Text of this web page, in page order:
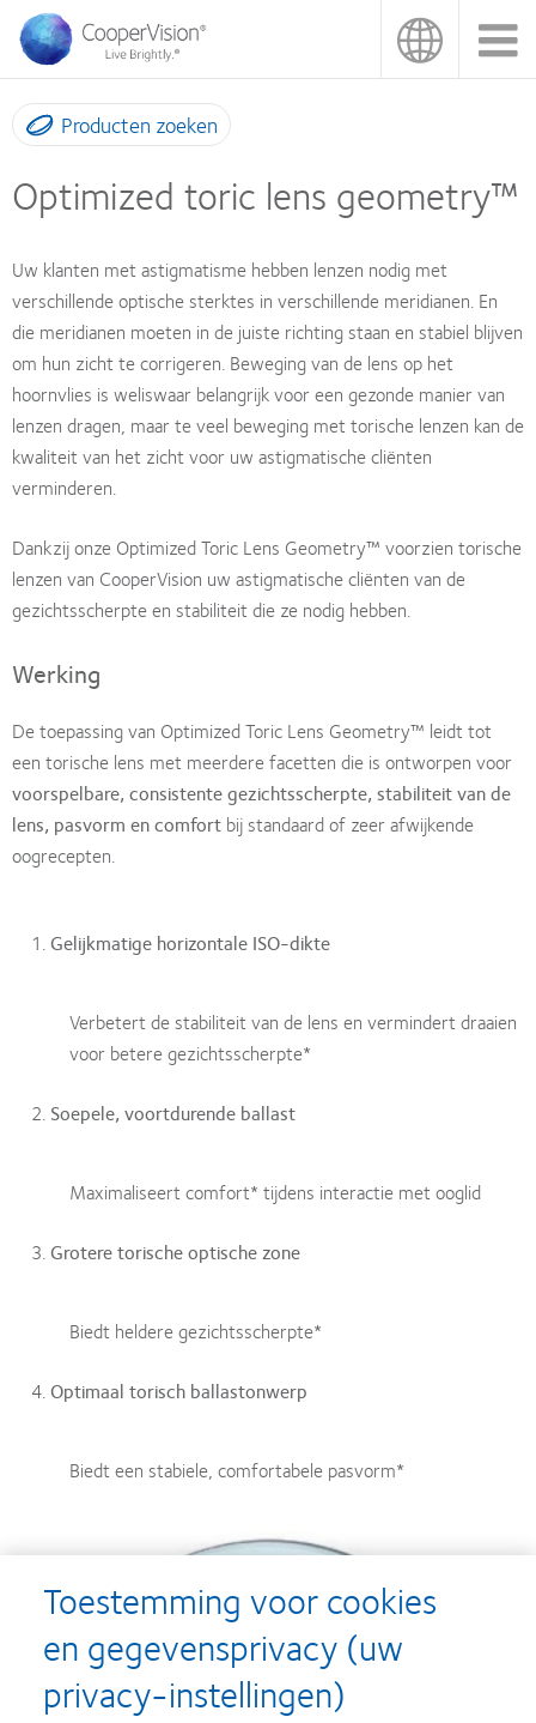
Overslaan
naar
de
inhoud
gaan
Producten zoeken
Optimized toric lens geometry™
Uw klanten met astigmatisme hebben lenzen nodig met
verschillende optische sterktes in verschillende meridianen. En
die meridianen moeten in de juiste richting staan en stabiel blijven
om hun zicht te corrigeren. Beweging van de lens op het
hoornvlies is weliswaar belangrijk voor een gezonde manier van
lenzen dragen, maar te veel beweging met torische lenzen kan de
kwaliteit van het zicht voor uw astigmatische cliënten
verminderen.
Dankzij onze Optimized Toric Lens Geometry™ voorzien torische
lenzen van CooperVision uw astigmatische cliënten van de
gezichtsscherpte en stabiliteit die ze nodig hebben.
Werking
De toepassing van Optimized Toric Lens Geometry™ leidt tot
een torische lens met meerdere facetten die is ontworpen voor
voorspelbare, consistente gezichtsscherpte, stabiliteit van de
lens, pasvorm en comfort bij standaard of zeer afwijkende
oogrecepten.
Gelijkmatige horizontale ISO-dikte
Verbetert de stabiliteit van de lens en vermindert draaien
voor betere gezichtsscherpte*
Soepele, voortdurende ballast
Maximaliseert comfort* tijdens interactie met ooglid
Grotere torische optische zone
Biedt heldere gezichtsscherpte*
Optimaal torisch ballastonwerp
Biedt een stabiele, comfortabele pasvorm*
Toestemming voor cookies
en gegevensprivacy (uw
privacy-instellingen)